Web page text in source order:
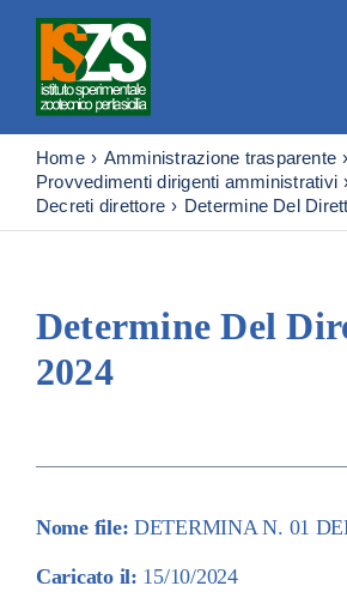
content
Home Amministrazione trasparente
Provvedimenti dirigenti amministrativi
Decreti direttore
Determine Del
Determine Del
2024
Nome file: DETERMINA N. 01
Caricato il: 15/10/2024